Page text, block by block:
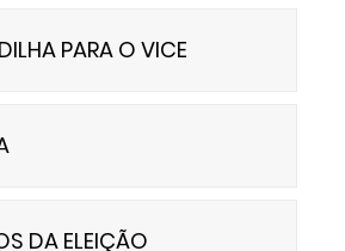
PARA O VICE
DA ELEIÇÃO